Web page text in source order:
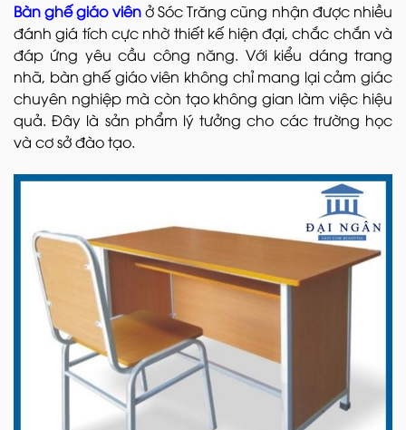
Bàn ghế giáo viênở Sóc Trăng cũng nhận được nhiều
đánh giá tích cực nhờ thiết kế hiện đại, chắc chắn và
đáp ứng yêu cầu công năng. Với kiểu dáng trang
nhã, bàn ghế giáo viên không chỉ mang lại cảm giác
chuyên nghiệp mà còn tạo không gian làm việc hiệu
quả. Đây là sản phẩm lý tưởng cho các trường học
và cơ sở đào tạo.